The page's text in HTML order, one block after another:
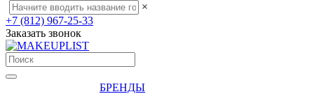
×
+7 (812) 967-25-33
Заказать звонок
БРЕНДЫ